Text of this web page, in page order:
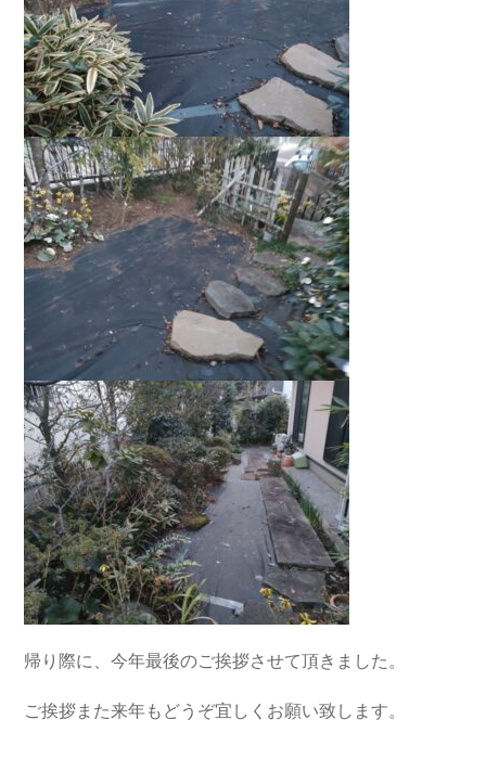
帰り際に、今年最後のご挨拶させて頂きました。
ご挨拶また来年もどうぞ宜しくお願い致します。